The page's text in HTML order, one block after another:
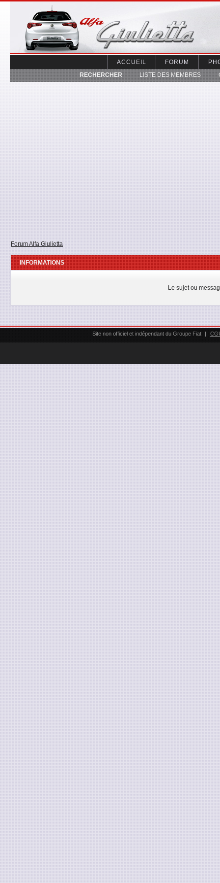
Alfa Giuletta
ACCUEIL FORUM
RECHERCHER LISTE DES MEMBRES
Forum Alfa Giulietta
INFORMATIONS
Le sujet ou
Site non officiel et indépendant du Groupe Fiat |